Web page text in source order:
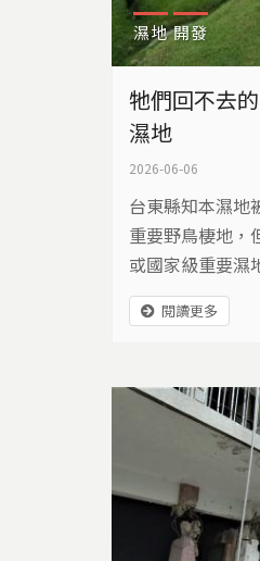
濕地 開發
牠們回不去
濕地
2026-06-06
台東縣知本濕地
重要野鳥棲地，
或國家級重要濕
下，導致草澤面
降，今年排水工
嚴重的大火，燒
地又面臨規劃
團、學者和在
閱讀更多